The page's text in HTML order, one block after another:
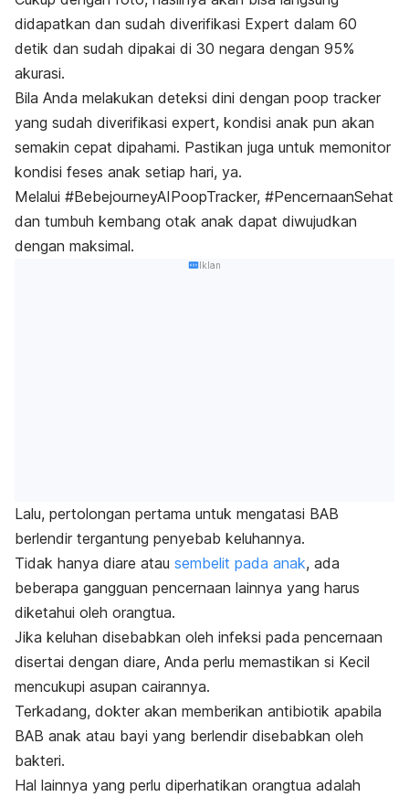
didapatkan dan sudah diverifikasi Expert dalam 60
detik dan sudah dipakai di 30 negara dengan 95%
akurasi.
Bila Anda melakukan deteksi dini dengan poop tracker
yang sudah diverifikasi expert, kondisi anak pun akan
semakin cepat dipahami. Pastikan juga untuk memonitor
kondisi feses anak setiap hari, ya.
Melalui #BebejourneyAIPoopTracker, #PencernaanSehat
dan tumbuh kembang otak anak dapat diwujudkan
dengan maksimal.
Iklan
Lalu, pertolongan pertama untuk mengatasi BAB
berlendir tergantung penyebab keluhannya.
Tidak hanya diare atau sembelit pada anak, ada
beberapa gangguan pencernaan lainnya yang harus
diketahui oleh orangtua.
Jika keluhan disebabkan oleh infeksi pada pencernaan
disertai dengan diare, Anda perlu memastikan si Kecil
mencukupi asupan cairannya.
Terkadang, dokter akan memberikan antibiotik apabila
BAB anak atau bayi yang berlendir disebabkan oleh
bakteri.
Hal lainnya yang perlu diperhatikan orangtua adalah